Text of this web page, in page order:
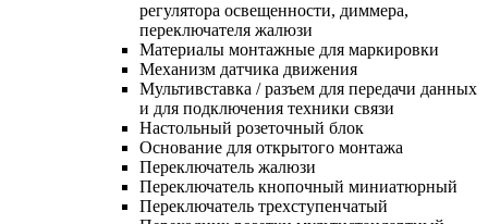
регулятора освещенности, диммера,
переключателя жалюзи
Материалы монтажные для маркировки
Механизм датчика движения
Мультивставка / разъем для передачи данных
и для подключения техники связи
Настольный розеточный блок
Основание для открытого монтажа
Переключатель жалюзи
Переключатель кнопочный миниатюрный
Переключатель трехступенчатый